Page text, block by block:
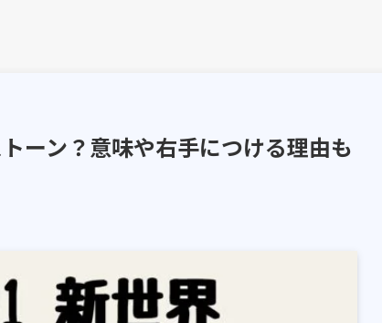
ーン？意味や右手につける理由も